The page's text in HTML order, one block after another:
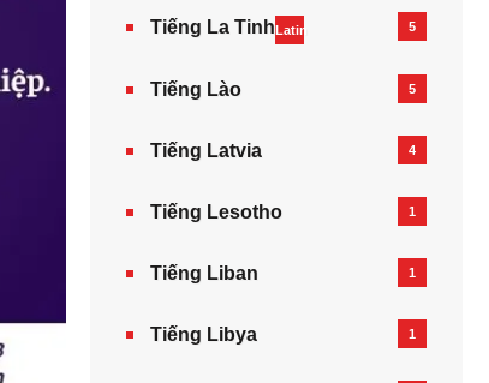
Tiếng La TinhLatin 5
Tiếng Lào 5
Tiếng Latvia 4
Tiếng Lesotho 1
Tiếng Liban 1
Tiếng Libya 1